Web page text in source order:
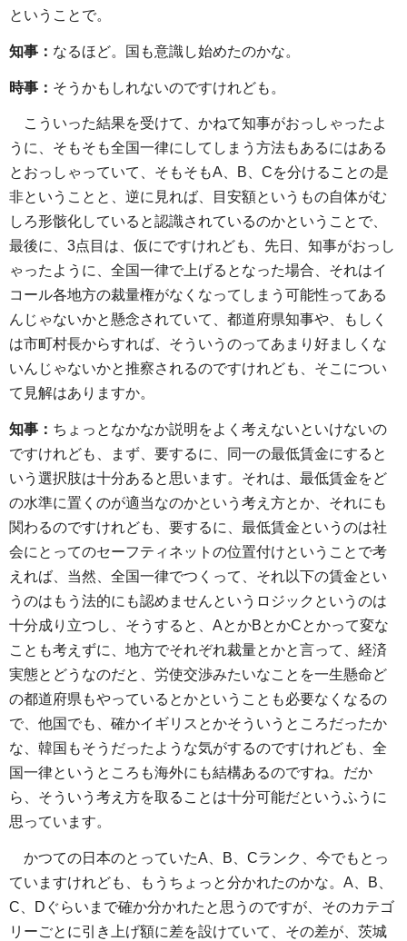
ということで。
知事： なるほど。国も意識し始めたのかな。
時事： そうかもしれないのですけれども。
こういった結果を受けて、かねて知事がおっしゃったよ
うに、そもそも全国一律にしてしまう方法もあるにはある
とおっしゃっていて、そもそもA、B、Cを分けることの是
非ということと、逆に見れば、目安額というもの自体がむ
しろ形骸化していると認識されているのかということで、
最後に、3点目は、仮にですけれども、先日、知事がおっし
ゃったように、全国一律で上げるとなった場合、それはイ
コール各地方の裁量権がなくなってしまう可能性ってある
んじゃないかと懸念されていて、都道府県知事や、もしく
は市町村長からすれば、そういうのってあまり好ましくな
いんじゃないかと推察されるのですけれども、そこについ
て見解はありますか。
知事： ちょっとなかなか説明をよく考えないといけないの
ですけれども、まず、要するに、同一の最低賃金にすると
いう選択肢は十分あると思います。それは、最低賃金をど
の水準に置くのが適当なのかという考え方とか、それにも
関わるのですけれども、要するに、最低賃金というのは社
会にとってのセーフティネットの位置付けということで考
えれば、当然、全国一律でつくって、それ以下の賃金とい
うのはもう法的にも認めませんというロジックというのは
十分成り立つし、そうすると、AとかBとかCとかって変な
ことも考えずに、地方でそれぞれ裁量とかと言って、経済
実態とどうなのだと、労使交渉みたいなことを一生懸命ど
の都道府県もやっているとかということも必要なくなるの
で、他国でも、確かイギリスとかそういうところだったか
な、韓国もそうだったような気がするのですけれども、全
国一律というところも海外にも結構あるのですね。だか
ら、そういう考え方を取ることは十分可能だというふうに
思っています。
かつての日本のとっていたA、B、Cランク、今でもとっ
ていますけれども、もうちょっと分かれたのかな。A、B、
C、Dぐらいまで確か分かれたと思うのですが、そのカテゴ
リーごとに引き上げ額に差を設けていて、その差が、茨城